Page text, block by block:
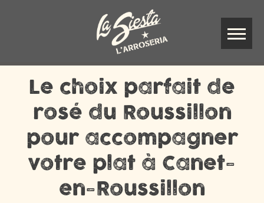
Le choix parfait de
rosé du Roussillon
pour accompagner
votre plat à Canet-
en-Roussillon